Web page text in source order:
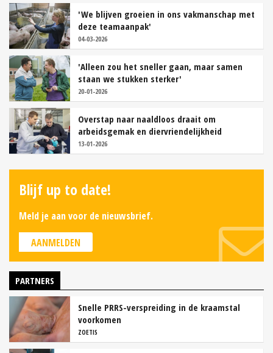
'We blijven groeien in ons vakmanschap met
deze teamaanpak'
04-03-2026
'Alleen zou het sneller gaan, maar samen
staan we stukken sterker'
20-01-2026
Overstap naar naaldloos draait om
arbeidsgemak en diervriendelijkheid
13-01-2026
Blijf up to date!
Meld je aan voor de nieuwsbrief.
AANMELDEN
PARTNERS
Snelle PRRS-verspreiding in de kraamstal
voorkomen
ZOETIS